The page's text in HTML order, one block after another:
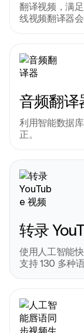
翻译视频，满
线视频翻译器会
音频翻译
利用智能数据
正。
转录
使用人工智能
支持 130 多种